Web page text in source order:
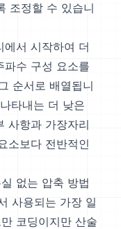
조정할 수 있습니
서 시작하여 더
파수 구성 요소를
순서로 배열됩니
타내는 더 낮은
사항과 가장자리
소보다 전반적인
없는 압축 방법
사용되는 가장 일
코딩이지만 산술